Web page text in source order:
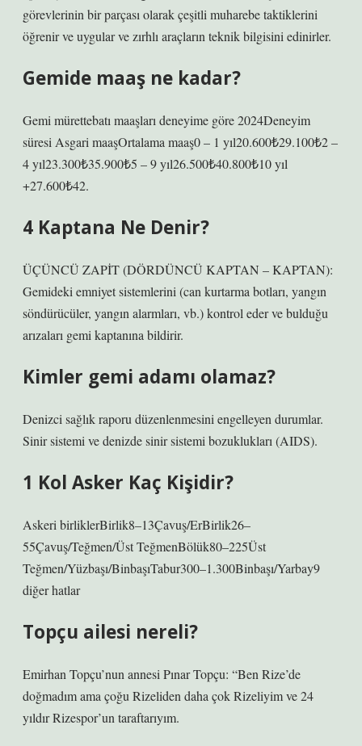
görevlerinin bir parçası olarak çeşitli muharebe taktiklerini
öğrenir ve uygular ve zırhlı araçların teknik bilgisini edinirler.
Gemide maaş ne kadar?
Gemi mürettebatı maaşları deneyime göre 2024Deneyim
süresi Asgari maaşOrtalama maaş0 – 1 yıl20.600₺29.100₺2 –
4 yıl23.300₺35.900₺5 – 9 yıl26.500₺40.800₺10 yıl
+27.600₺42.
4 Kaptana Ne Denir?
ÜÇÜNCÜ ZAPİT (DÖRDÜNCÜ KAPTAN – KAPTAN):
Gemideki emniyet sistemlerini (can kurtarma botları, yangın
söndürücüler, yangın alarmları, vb.) kontrol eder ve bulduğu
arızaları gemi kaptanına bildirir.
Kimler gemi adamı olamaz?
Denizci sağlık raporu düzenlenmesini engelleyen durumlar.
Sinir sistemi ve denizde sinir sistemi bozuklukları (AIDS).
1 Kol Asker Kaç Kişidir?
Askeri birliklerBirlik8–13Çavuş/ErBirlik26–
55Çavuş/Teğmen/Üst TeğmenBölük80–225Üst
Teğmen/Yüzbaşı/BinbaşıTabur300–1.300Binbaşı/Yarbay9
diğer hatlar
Topçu ailesi nereli?
Emirhan Topçu’nun annesi Pınar Topçu: “Ben Rize’de
doğmadım ama çoğu Rizeliden daha çok Rizeliyim ve 24
yıldır Rizespor’un taraftarıyım.